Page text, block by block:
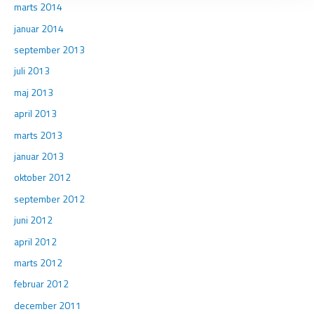
marts 2014
januar 2014
september 2013
juli 2013
maj 2013
april 2013
marts 2013
januar 2013
oktober 2012
september 2012
juni 2012
april 2012
marts 2012
februar 2012
december 2011